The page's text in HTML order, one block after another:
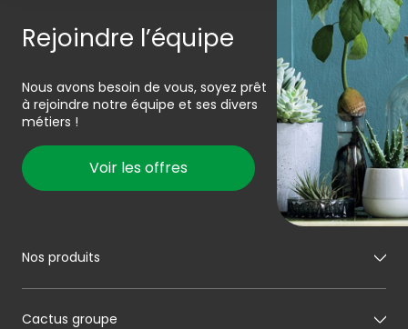
Rejoindre l’équipe
Nous avons besoin de vous, soyez prêt
à rejoindre notre équipe et ses divers
métiers !
Voir les offres
Nos produits
Mon boucher
Cactus groupe